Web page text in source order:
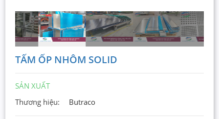
TẤM ỐP NHÔM SOLID
SẢN XUẤT
Thương hiệu:
Butraco